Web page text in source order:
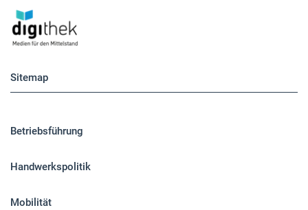
Sitemap
Betriebsführung
Handwerkspolitik
Mobilität